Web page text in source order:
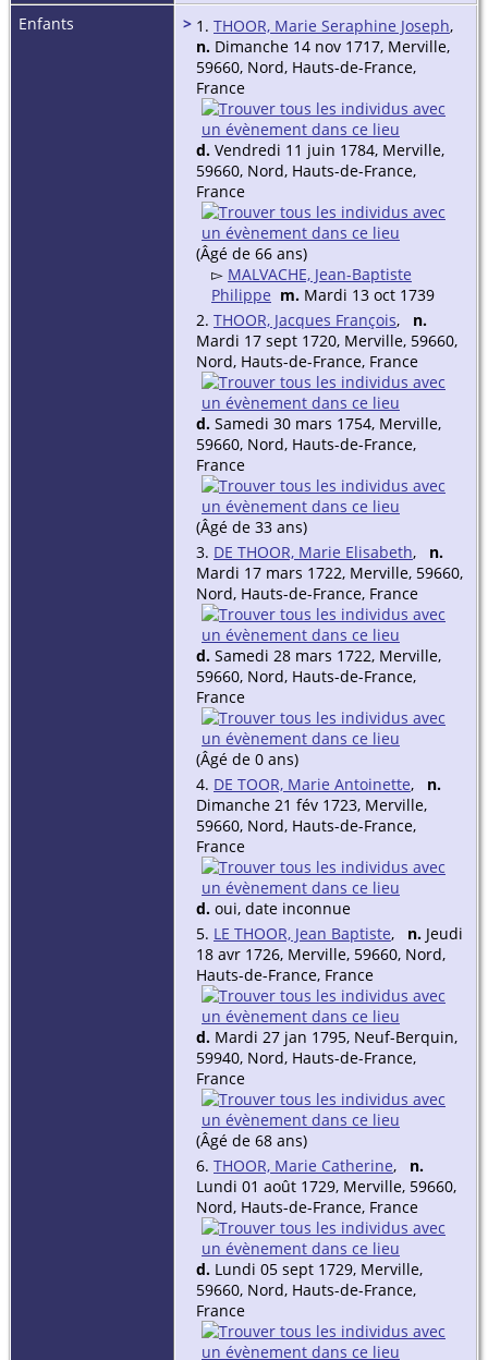
Enfants > 1. THOOR, Marie Seraphine Joseph,
n. Dimanche 14 nov 1717, Merville,
59660, Nord, Hauts-de-France,
France
d. Vendredi 11 juin 1784, Merville,
59660, Nord, Hauts-de-France,
France
(Âgé de 66 ans)
▻ MALVACHE, Jean-Baptiste
Philippe m. Mardi 13 oct 1739
2. THOOR, Jacques François, n.
Mardi 17 sept 1720, Merville, 59660,
Nord, Hauts-de-France, France
d. Samedi 30 mars 1754, Merville,
59660, Nord, Hauts-de-France,
France
(Âgé de 33 ans)
3. DE THOOR, Marie Elisabeth, n.
Mardi 17 mars 1722, Merville, 59660,
Nord, Hauts-de-France, France
d. Samedi 28 mars 1722, Merville,
59660, Nord, Hauts-de-France,
France
(Âgé de 0 ans)
4. DE TOOR, Marie Antoinette, n.
Dimanche 21 fév 1723, Merville,
59660, Nord, Hauts-de-France,
France
d. oui, date inconnue
5. LE THOOR, Jean Baptiste, n. Jeudi
18 avr 1726, Merville, 59660, Nord,
Hauts-de-France, France
d. Mardi 27 jan 1795, Neuf-Berquin,
59940, Nord, Hauts-de-France,
France
(Âgé de 68 ans)
6. THOOR, Marie Catherine, n.
Lundi 01 août 1729, Merville, 59660,
Nord, Hauts-de-France, France
d. Lundi 05 sept 1729, Merville,
59660, Nord, Hauts-de-France,
France